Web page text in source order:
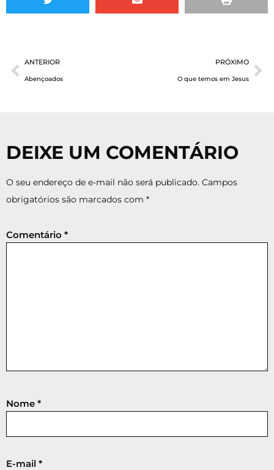
ANTERIOR
Abençoados
PRÓXIMO
O que temos em Jesus
DEIXE UM COMENTÁRIO
O seu endereço de e-mail não será publicado. Campos
obrigatórios são marcados com *
Comentário *
Nome *
E-mail *